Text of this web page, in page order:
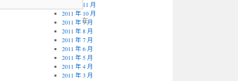
在
2011 年 11 月
2011 年 10 月
2011 年 9 月
2011 年 8 月
2011 年 7 月
2011 年 6 月
2011 年 5 月
2011 年 4 月
2011 年 3 月